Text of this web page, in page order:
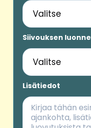
Siivouksen luonne
Lisätiedot